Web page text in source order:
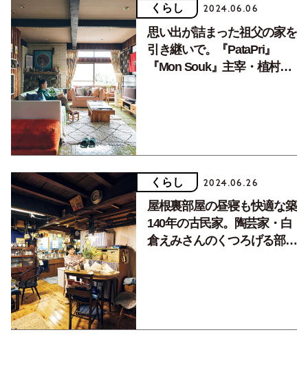
くらし 2024.06.06
思い出が詰まった祖父の家を
引き継いで。『PataPri』
『Mon Souk』主宰・植村雅
くらし 2024.06.26
屋根裏部屋の昼寝も快適な築
140年の古民家。陶芸家・白
倉えみさんのくつろげる部屋